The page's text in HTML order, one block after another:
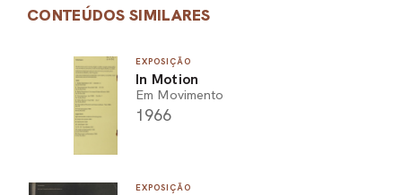
CONTEÚDOS SIMILARES
EXPOSIÇÃO
In Motion
Em Movimento
1966
EXPOSIÇÃO